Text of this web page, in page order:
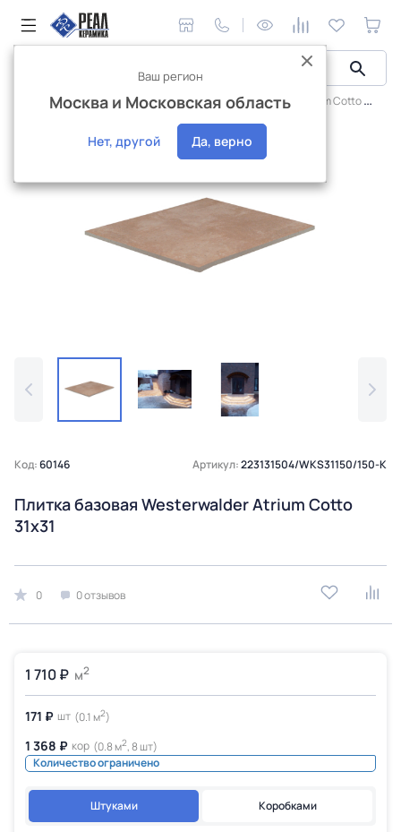
Керамическая плитка Плитка Westerwalder Atrium Cotto
Код:60146 Артикул:223131504/WKS31150/150-K
Плитка базовая Westerwalder Atrium Cotto
31x31
0 0 отзывов
1 710 ₽ м2
171 ₽ шт (0.1 м2)
1 368 ₽ кор (0.8 м2, 8 шт)
Количество ограничено
Штуками Коробками
Ваш регион
Москва и Московская область
Нет, другой Да, верно